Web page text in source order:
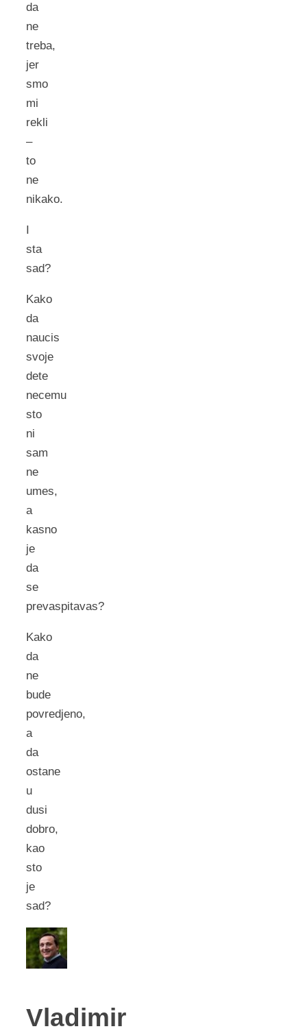
da
ne
treba,
jer
smo
mi
rekli
–
to
ne
nikako.
I
sta
sad?
Kako
da
naucis
svoje
dete
necemu
sto
ni
sam
ne
umes,
a
kasno
je
da
se
prevaspitavas?
Kako
da
ne
bude
povredjeno,
a
da
ostane
u
dusi
dobro,
kao
sto
je
sad?
Vladimir